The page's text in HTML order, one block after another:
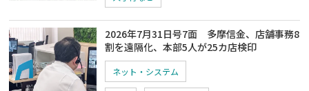
2026年7月31日号7面 多摩信金、店舗事務8
割を遠隔化、本部5人が25カ店検印
ネット・システム